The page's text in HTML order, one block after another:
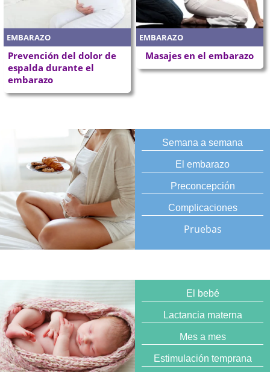
EMBARAZO
Prevención del dolor de
espalda durante el
embarazo
EMBARAZO
Masajes en el embarazo
Semana a semana
El embarazo
Preconcepción
Complicaciones
Pruebas
El bebé
Lactancia materna
Mes a mes
Estimulación temprana